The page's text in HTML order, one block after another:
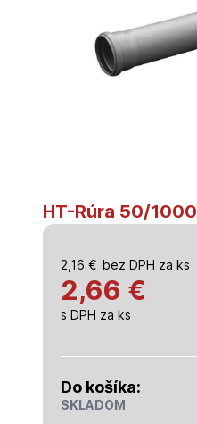
HT-Rúra 50/1000
2,16 € bez DPH za ks
2,66 €
s DPH za ks
Do košíka:
SKLADOM